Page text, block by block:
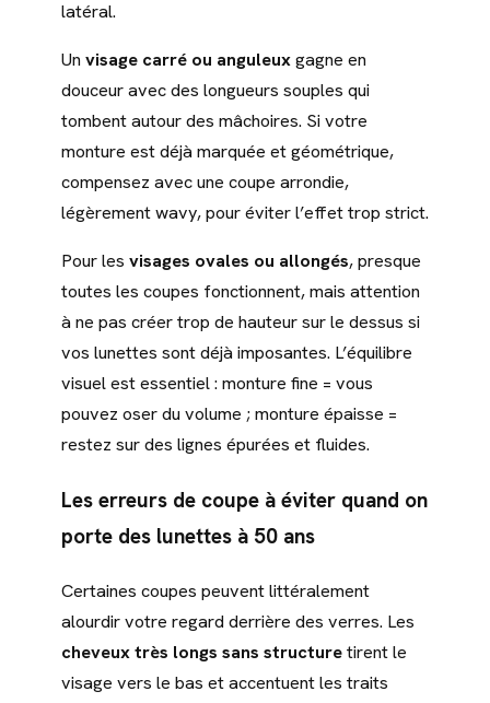
latéral.
Un visage carré ou anguleuxgagne en
douceur avec des longueurs souples qui
tombent autour des mâchoires. Si votre
monture est déjà marquée et géométrique,
compensez avec une coupe arrondie,
légèrement wavy, pour éviter l’effet trop strict.
Pour les visages ovales ou allongés, presque
toutes les coupes fonctionnent, mais attention
à ne pas créer trop de hauteur sur le dessus si
vos lunettes sont déjà imposantes. L’équilibre
visuel est essentiel : monture fine = vous
pouvez oser du volume ; monture épaisse =
restez sur des lignes épurées et fluides.
Les erreurs de coupe à éviter quand on
porte des lunettes à 50 ans
Certaines coupes peuvent littéralement
alourdir votre regard derrière des verres. Les
cheveux très longs sans structuretirent le
visage vers le bas et accentuent les traits